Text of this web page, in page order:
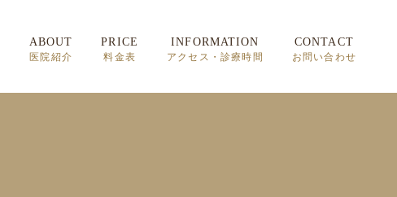
ABOUT
医院紹介
PRICE
料金表
INFORMATION
アクセス・診療時間
CONTACT
お問い合わせ